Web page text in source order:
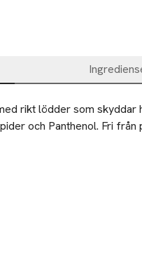
rikt lödder som skyddar
och Panthenol. Fri från